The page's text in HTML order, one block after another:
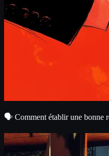
🗣️ Comment établir une bonne